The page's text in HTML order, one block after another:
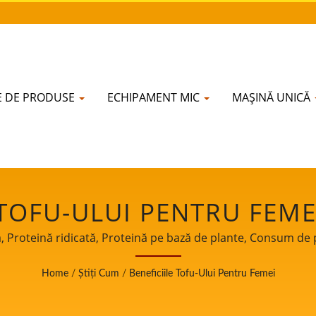
DE PRODUSE ECHIPAMENT MIC MAȘINĂ UNICĂ
ULUI PENTRU
PENTRU
| YUNG SOON
CO., LTD.
Proteină ridicată, Proteină pe bază de plante, Consum
vegetariană, aminoacizi / eversoon, o marcă a Yung
Fiind un gardian al siguranței alimentare, ne
Home / Știți Cum / Beneficiile Tofu-Ului Pentru Femei